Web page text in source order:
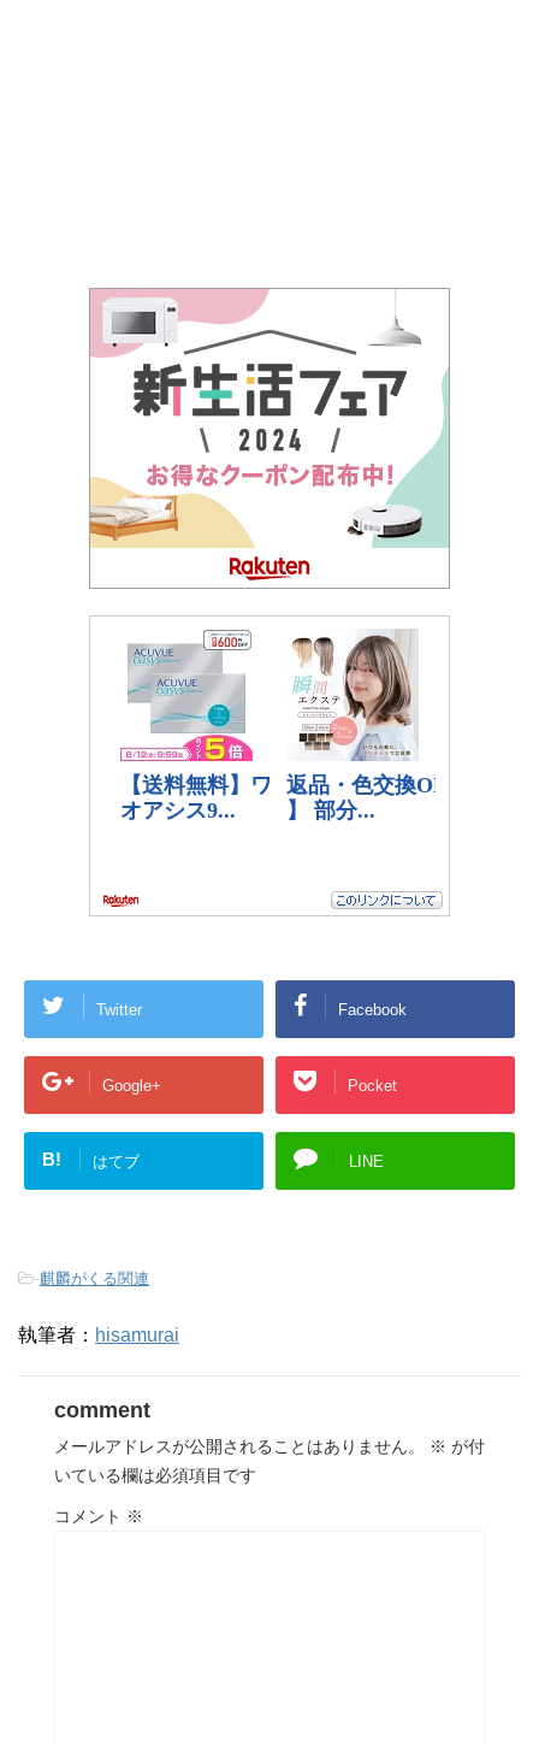
Twitter Facebook
Google+ Pocket
B! はてブ LINE
-麒麟がくる関連
執筆者： hisamurai
comment
メールアドレスが公開されることはありません。 ※ が付
いている欄は必須項目です
コメント ※